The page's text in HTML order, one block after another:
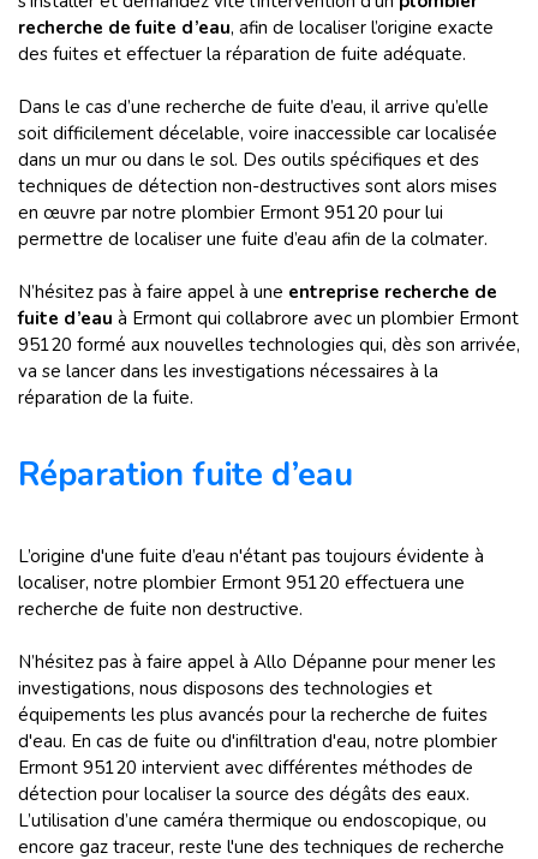
recherche de fuite d’eau, afin de localiser l’origine exacte
des fuites et effectuer la réparation de fuite adéquate.
Dans le cas d’une recherche de fuite d’eau, il arrive qu’elle
soit difficilement décelable, voire inaccessible car localisée
dans un mur ou dans le sol. Des outils spécifiques et des
techniques de détection non-destructives sont alors mises
en œuvre par notre plombier Ermont 95120 pour lui
permettre de localiser une fuite d’eau afin de la colmater.
N’hésitez pas à faire appel à une entreprise recherche de
fuite d’eau à Ermont qui collabrore avec un plombier Ermont
95120 formé aux nouvelles technologies qui, dès son arrivée,
va se lancer dans les investigations nécessaires à la
réparation de la fuite.
Réparation fuite d’eau
L’origine d'une fuite d’eau n'étant pas toujours évidente à
localiser, notre plombier Ermont 95120 effectuera une
recherche de fuite non destructive.
N’hésitez pas à faire appel à Allo Dépanne pour mener les
investigations, nous disposons des technologies et
équipements les plus avancés pour la recherche de fuites
d'eau. En cas de fuite ou d'infiltration d'eau, notre plombier
Ermont 95120 intervient avec différentes méthodes de
détection pour localiser la source des dégâts des eaux.
L’utilisation d’une caméra thermique ou endoscopique, ou
encore gaz traceur, reste l'une des techniques de recherche